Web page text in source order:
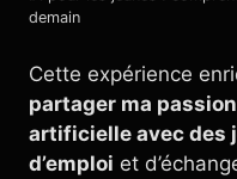
demain
Cette expérience
partager ma
artificielle avec des
d’emploi et